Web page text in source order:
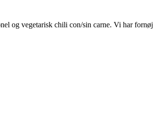
og vegetarisk chili con/sin carne. Vi har